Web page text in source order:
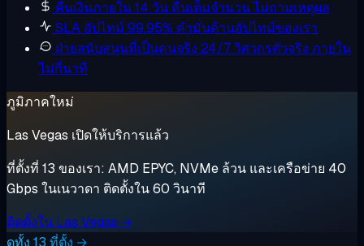
คืนเงินภายใน 14 วัน คืนเต็มจำนวน ไม่ถามเหตุผล
SLA อัปไทม์ 99.95% คำมั่นด้านอัปไทม์ของเรา
ฝ่ายสนับสนุนที่เป็นคนจริง 24/7วิศวกรตัวจริง ภายใน
ไม่กี่นาที
ภูมิภาคใหม่
Las Vegas เปิดให้บริการแล้ว
ที่ตั้งที่ 13 ของเรา: AMD EPYC, NVMe ล้วน และเครือข่าย 40
Gbps ในเนวาดา ติดตั้งใน 60 วินาที
ติดตั้งใน Las Vegas →
ดูทั้ง 13 ที่ตั้ง →